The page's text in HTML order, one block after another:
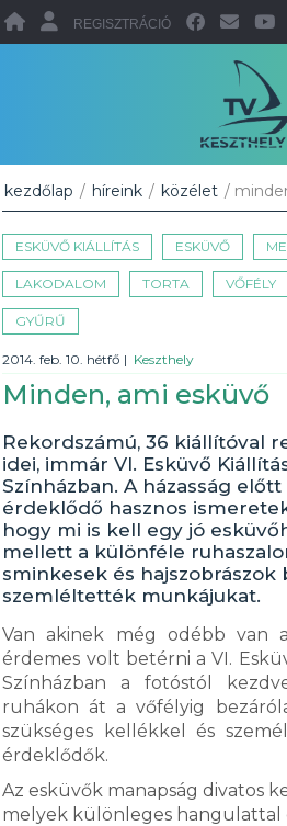
REGISZTRÁCIÓ
kezdőlap / híreink / közélet /
ESKÜVŐ KIÁLLÍTÁS ESKÜVŐ
LAKODALOM TORTA VŐFÉLY
GYŰRŰ
2014. feb. 10. hétfő | Keszthely
Minden, ami esküvő
Rekordszámú, 36 kiállítóval
idei, immár VI. Esküvő
Színházban. A házasság
érdeklődő hasznos
hogy mi is kell egy jó
mellett a különféle
sminkesek és hajszobrászok
szemléltették munkájukat.
Van akinek még odébb van
érdemes volt betérni a VI.
Színházban a fotóstól
ruhákon át a vőfélyig
szükséges kellékkel és
érdeklődők.
Az esküvők manapság divatos
melyek különleges hangulattal